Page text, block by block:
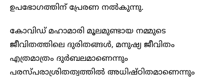
ഉപഭോഗത്തിന് പ്രേരണ നൽകുന്നു.
കോവിഡ് മഹാമാരി മൂലമുണ്ടായ നമ്മുടെ
ജീവിതത്തിലെ ദുരിതങ്ങൾ, മനുഷ്യ ജീവിതം
എത്രമാത്രം ദുർബലമാണെന്നും
പരസ്പരാശ്രിതത്വത്തിൽ അധിഷ്ഠിതമാണെന്നും